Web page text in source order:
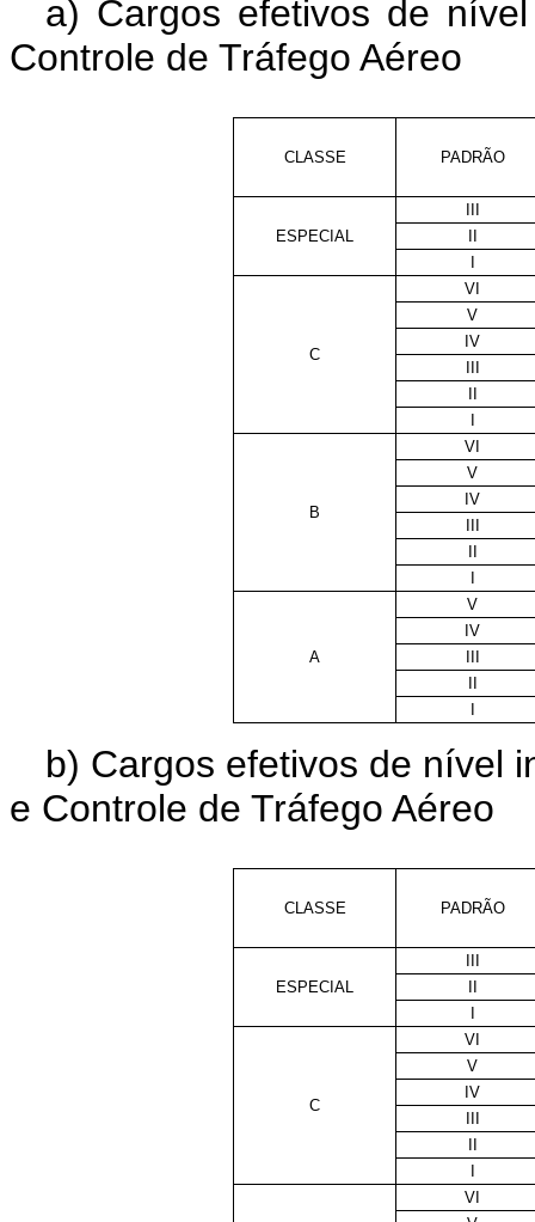
a) Cargos efetivos de
Controle de Tráfego Aéreo
CLASSE PADRÃO
ESPECIAL
C
VI
V
IV
B
VI
V
IV
A
V
IV
b) Cargos efetivos de nível
e Controle de Tráfego Aéreo
CLASSE PADRÃO
ESPECIAL
C
VI
V
IV
VI